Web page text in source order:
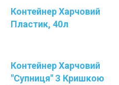
Контейнер Харчовий
Пластик, 40л
Контейнер Харчовий
"Супниця" З Кришкою